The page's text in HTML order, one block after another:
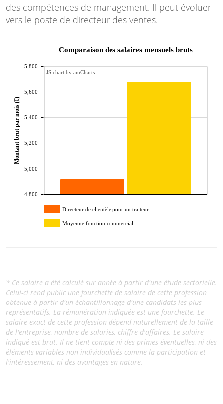
des compétences de management. Il peut évoluer
vers le poste de directeur des ventes.
4,800
5,000
5,200
5,400
5,600
5,800
Montant brut par mois (€)
Comparaison des salaires mensuels bruts
JS chart by amCharts
Directeur de clientèle pour un traiteur
Moyenne fonction commercial
* Ce salaire a été calculé sur année à partir d'une étude sectorielle.
Celui-ci rend public une fourchette de salaire de cette profession
obtenue à partir d'un échantillonnage d'une candidats les plus
représentatifs. La rémunération indiquée est une fourchette. Le
salaire exact de cette profession dépend naturellement de la taille
de l'entreprise, nombre de salariés, chiffre d'affaires. Le salaire
indiqué est brut. Il ne tient compte ni des primes éventuelles, ni des
éléments variables non individualisés comme la participation et
l'intéressement, ni des avantages en nature.